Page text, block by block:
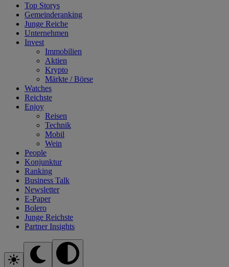
Top Storys
Gemeinderanking
Junge Reiche
Unternehmen
Invest
Immobilien
Aktien
Krypto
Märkte / Börse
Watches
Reichste
Enjoy
Reisen
Technik
Mobil
Wein
People
Konjunktur
Ranking
Business Talk
Newsletter
E-Paper
Bolero
Junge Reichste
Partner Insights